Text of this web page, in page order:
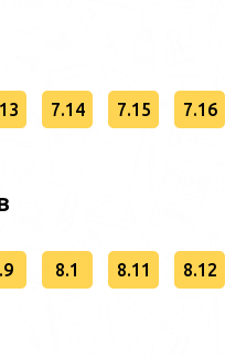
7.14 7.15 7.16
8.1 8.11 8.12